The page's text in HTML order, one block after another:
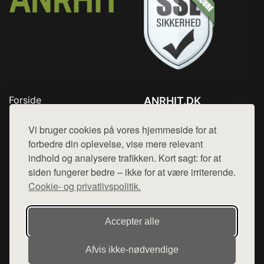
Vi bruger cookies på vores hjemmeside for at
forbedre din oplevelse, vise mere relevant
indhold og analysere trafikken. Kort sagt: for at
siden fungerer bedre – ikke for at være irriterende.
Cookie- og privatlivspolitik.
Accepter alle
Afvis ikke‑nødvendige
Forside
Top Rabatter
Blog
Kontakt
ANRHIT.DK
Mail: hej@want.dk
Cookie- og privatlivspolitik
Denne side er en del af want.dk, der udgiver en række
hjemmesider med præsentation af forskellige produkter fra
diverse webshops. Der sælges ikke varer fra denne side - vi
henviser til de shops, som sælger varen. Vi har heller ikke